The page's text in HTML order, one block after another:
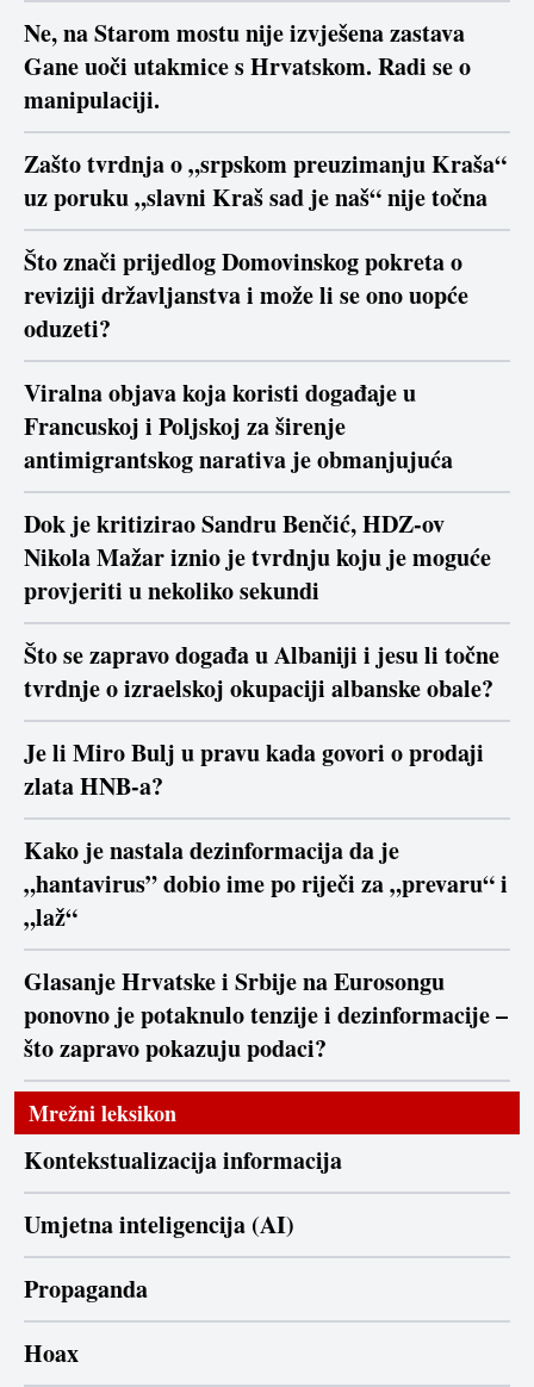
Ne, na Starom mostu nije izvješena zastava
Gane uoči utakmice s Hrvatskom. Radi se o
manipulaciji.
Zašto tvrdnja o „srpskom preuzimanju Kraša“
uz poruku „slavni Kraš sad je naš“ nije točna
Što znači prijedlog Domovinskog pokreta o
reviziji državljanstva i može li se ono uopće
oduzeti?
Viralna objava koja koristi događaje u
Francuskoj i Poljskoj za širenje
antimigrantskog narativa je obmanjujuća
Dok je kritizirao Sandru Benčić, HDZ-ov
Nikola Mažar iznio je tvrdnju koju je moguće
provjeriti u nekoliko sekundi
Što se zapravo događa u Albaniji i jesu li točne
tvrdnje o izraelskoj okupaciji albanske obale?
Je li Miro Bulj u pravu kada govori o prodaji
zlata HNB-a?
Kako je nastala dezinformacija da je
„hantavirus” dobio ime po riječi za „prevaru“ i
„laž“
Glasanje Hrvatske i Srbije na Eurosongu
ponovno je potaknulo tenzije i dezinformacije –
što zapravo pokazuju podaci?
Mrežni leksikon
Kontekstualizacija informacija
Umjetna inteligencija (AI)
Propaganda
Hoax